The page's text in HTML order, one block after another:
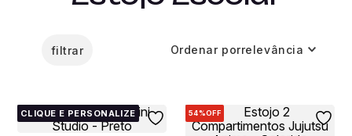
filtrar Ordenar porrelevância
CLIQUE E PERSONALIZE 54%OFF